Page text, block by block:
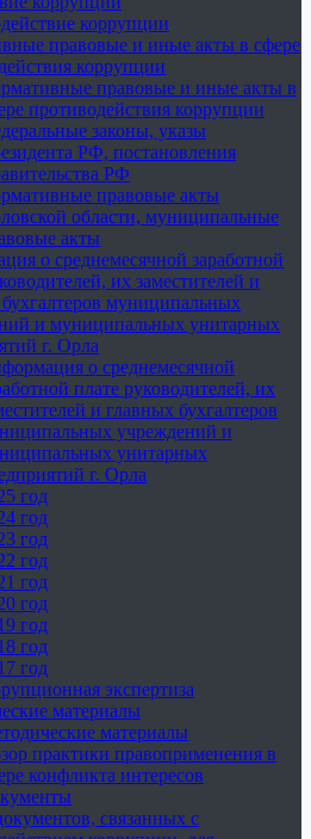
коррупции
правовые и иные акты в сфере
коррупции
правовые и иные акты в
противодействия коррупции
законы, указы
РФ, постановления
РФ
правовые акты
области, муниципальные
акты
о среднемесячной заработной
их заместителей и
муниципальных
и муниципальных унитарных
г. Орла
о среднемесячной
плате руководителей, их
и главных бухгалтеров
учреждений и
унитарных
г. Орла
год
год
год
год
год
год
год
год
год
экспертиза
материалы
материалы
практики правоприменения в
конфликта интересов
связанных с